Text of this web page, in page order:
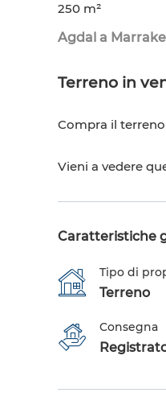
250 m²
Agdal a
Terreno in
Compra il
Vieni a vedere
Caratteristiche
Tipo di
Terreno
Consegna